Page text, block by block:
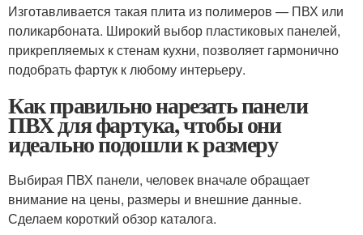
Изготавливается такая плита из полимеров — ПВХ или
поликарбоната. Широкий выбор пластиковых панелей,
прикрепляемых к стенам кухни, позволяет гармонично
подобрать фартук к любому интерьеру.
Как правильно нарезать панели
ПВХ для фартука, чтобы они
идеально подошли к размеру
Выбирая ПВХ панели, человек вначале обращает
внимание на цены, размеры и внешние данные.
Сделаем короткий обзор каталога.